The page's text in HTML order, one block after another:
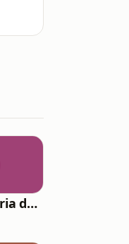
Curso de Historia de Brasil para Capoeiras